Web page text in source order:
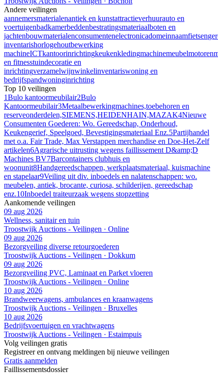
Andere veilingen
aannemersmaterialenantiek en kunstattractieverhuurauto en
voertuigenbadkamerbeddenbestratingsmateriaalboten en
jachtenbouwmaterialenconsumentenelectronicadomeinnaamfietsen
inventarishorlogehoutbewerking
machineICTkantoorinrichtingkeukenkledingmachinemeubelmotoren
en fitnesstuindecoratie en
inrichtingverzamelwijnwinkelinventariswoning en
bedrijfspandwoninginrichting
Top 10 veilingen
1Bulo kantoormeubilair2Bulo
Kantoormeubilair3Metaalbewerkingmachines,toebehoren en
reserveonderdelen,SIEMENS,HEIDENHAIN,MAZAK4Nieuwe
Consumenten Goederen: Wo. Gereedschap, Onderhoud,
Keukengerief, Speelgoed, Bevestigingsmateriaal Enz.5Partijhandel
met o.a. Fair Trade, Max Verstappen merchandise en Doe-Het-Zelf
artikelen6Agrarische uitrusting wegens faillissement D&amp;D
Machines BV7Barcontainers clubhuis en
woonunit8Handgereedschappen, werkplaatsmateriaal, kuismachine
en stapelaar9Veiling uit div. inboedels en nalatenschappen: wo.
meubelen, antiek, brocante, curiosa, schilderijen, gereedschap
enz.10Inboedel traiteurzaak wegens stopzetting
Aankomende veilingen
09 aug 2026
Wellness, sanitair en tuin
Troostwijk Auctions - Veilingen · Online
09 aug 2026
Bezorgveiling diverse retourgoederen
Troostwijk Auctions - Veilingen · Dokkum
09 aug 2026
Bezorgveiling PVC, Laminaat en Parket vloeren
Troostwijk Auctions - Veilingen · Online
10 aug 2026
Brandweerwagens, ambulances en kraanwagens
Troostwijk Auctions - Veilingen · Bruxelles
10 aug 2026
Bedrijfsvoertuigen en vrachtwagens
Troostwijk Auctions - Veilingen · Estaimpuis
Volg veilingen gratis
Registreer en ontvang meldingen bij nieuwe veilingen
Gratis aanmelden
Faillissementsdossier